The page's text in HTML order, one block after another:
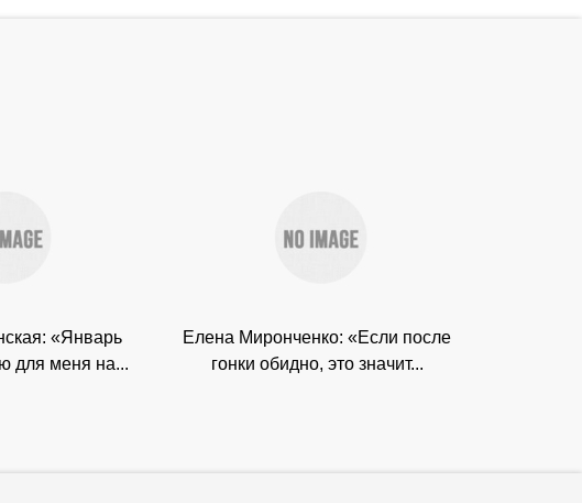
«Январь
для меня на...
Елена Миронченко: «Если после
гонки обидно, это значит...